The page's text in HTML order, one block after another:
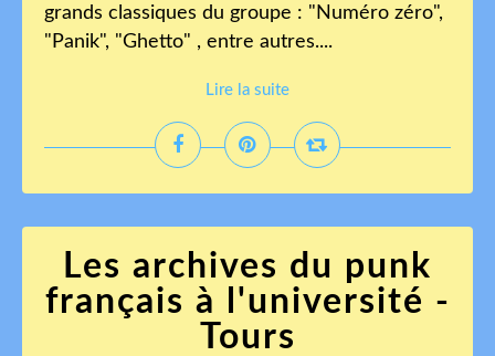
grands classiques du groupe : "Numéro zéro",
"Panik", "Ghetto" , entre autres....
Lire la suite
Les archives du punk
français à l'université -
Tours